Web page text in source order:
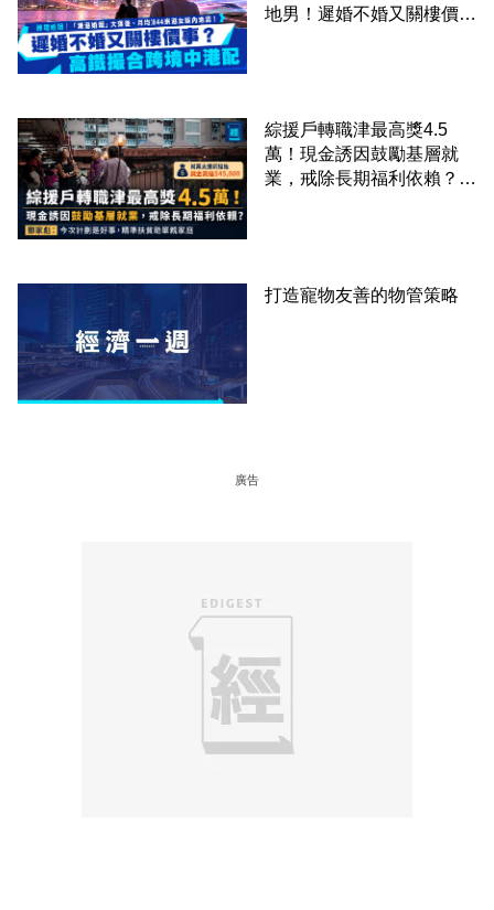
地男！遲婚不婚又關樓價
綜援戶轉職津最高獎4.5
萬！現金誘因鼓勵基層就
業，戒除長期福利依賴？鄧
打造寵物友善的物管策略
廣告